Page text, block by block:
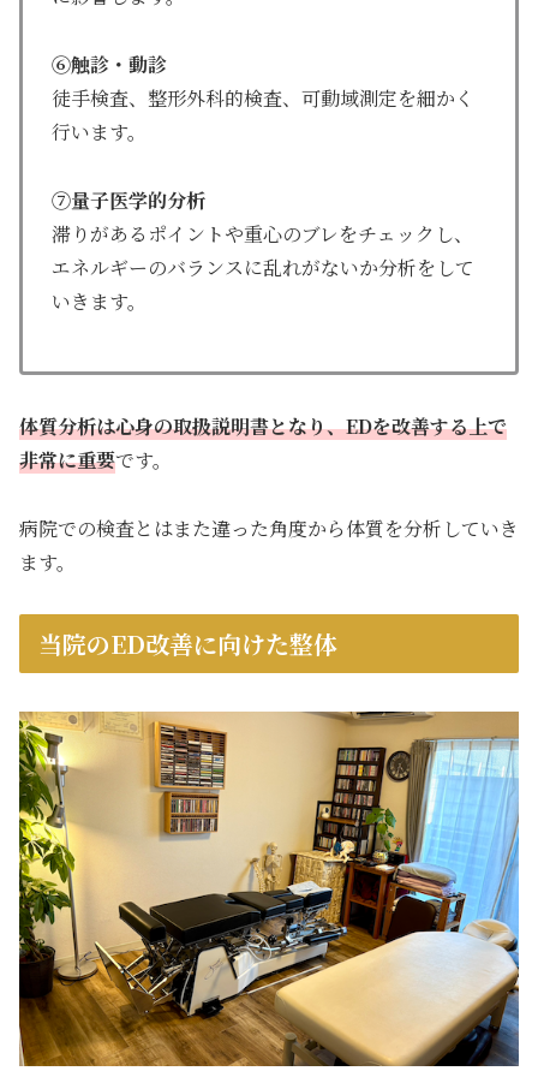
⑥触診・動診
徒手検査、整形外科的検査、可動域測定を細かく
行います。
⑦量子医学的分析
滞りがあるポイントや重心のブレをチェックし、
エネルギーのバランスに乱れがないか分析をして
いきます。
体質分析は心身の取扱説明書となり、EDを改善する上で
非常に重要です。
病院での検査とはまた違った角度から体質を分析していき
ます。
当院のED改善に向けた整体